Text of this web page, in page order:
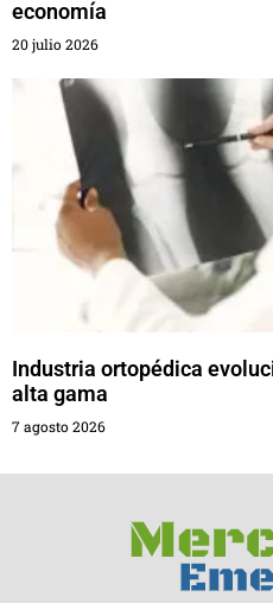
economía
20 julio 2026
Industria ortopédica
alta gama
7 agosto 2026